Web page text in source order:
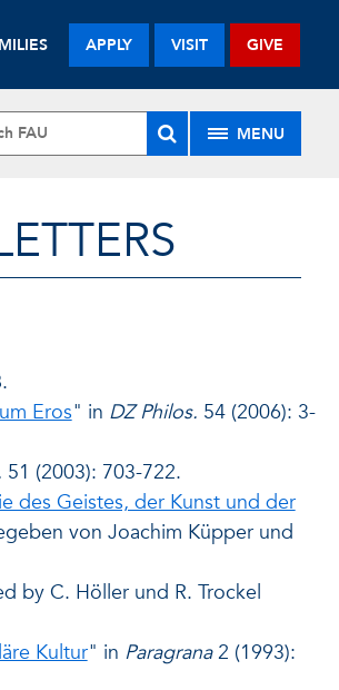
APPLY VISIT GIVE
MENU
Eros" in DZ Philos. 54 (2006): 3-
51 (2003): 703-722.
des Geistes, der Kunst und der
von Joachim Küpper und
by C. Höller und R. Trockel
Kultur" in Paragrana2 (1993):